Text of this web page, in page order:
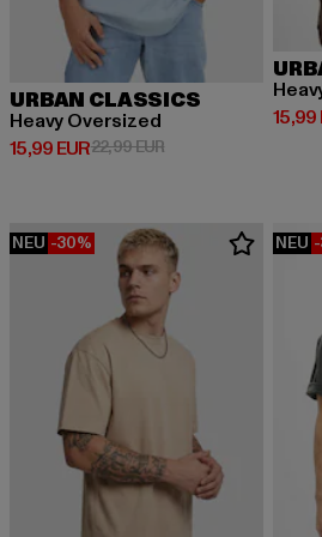
URBAN CLASSICS
Heavy Oversized
15,99 EUR
Derzeitiger Preis: 15,99 EUR
22,99 EURAktionspreis: 22,99
15,99
NEU -30% NEU